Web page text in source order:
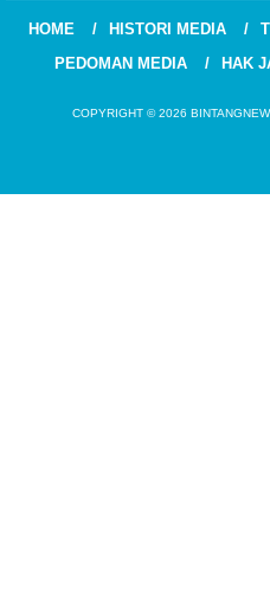
HOME HISTORI MEDIA
PEDOMAN MEDIA
HAK
COPYRIGHT © 2026